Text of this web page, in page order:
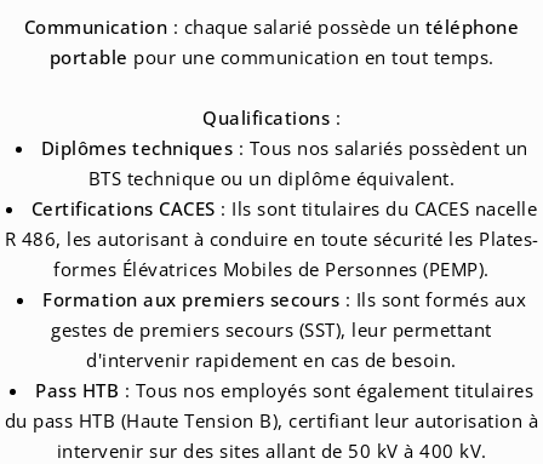
Communication : chaque salarié possède un téléphone
portable pour une communication en tout temps.
Qualifications :
Diplômes techniques : Tous nos salariés possèdent un
BTS technique ou un diplôme équivalent.
Certifications CACES : Ils sont titulaires du CACES nacelle
R 486, les autorisant à conduire en toute sécurité les Plates-
formes Élévatrices Mobiles de Personnes (PEMP).
Formation aux premiers secours : Ils sont formés aux
gestes de premiers secours (SST), leur permettant
d'intervenir rapidement en cas de besoin.
Pass HTB : Tous nos employés sont également titulaires
du pass HTB (Haute Tension B), certifiant leur autorisation à
intervenir sur des sites allant de 50 kV à 400 kV.